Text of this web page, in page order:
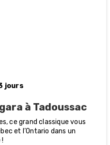
jours
à Tadoussac
ce grand classique vous
et l’Ontario dans un